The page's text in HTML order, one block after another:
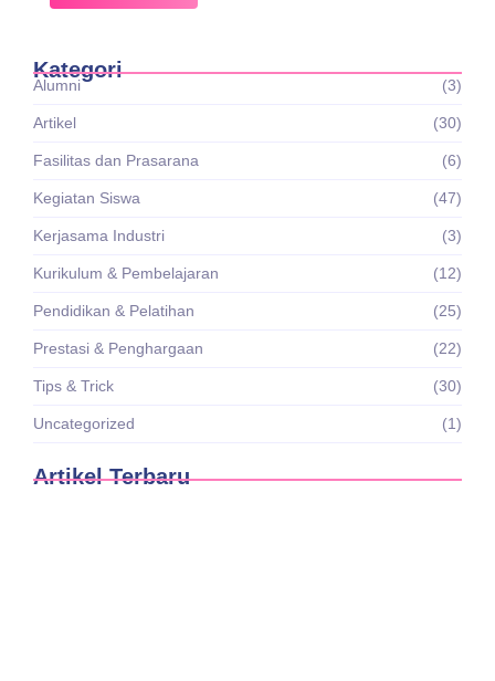
Kategori
Alumni (3)
Artikel (30)
Fasilitas dan Prasarana (6)
Kegiatan Siswa (47)
Kerjasama Industri (3)
Kurikulum & Pembelajaran (12)
Pendidikan & Pelatihan (25)
Prestasi & Penghargaan (22)
Tips & Trick (30)
Uncategorized (1)
Artikel Terbaru